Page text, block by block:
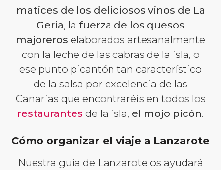
matices de los deliciosos vinos de La
Geria, la fuerza de los quesos
majoreros elaborados artesanalmente
con la leche de las cabras de la isla, o
ese punto picantón tan característico
de la salsa por excelencia de las
Canarias que encontraréis en todos los
restaurantes de la isla, el mojo picón.
Cómo organizar el viaje a Lanzarote
Nuestra guía de Lanzarote os ayudará